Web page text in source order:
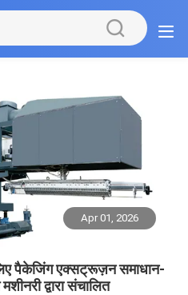
Apr 01, 2026
पैकेजिंग एक्सट्रूज़न समाधान-
द्वारा संचालित